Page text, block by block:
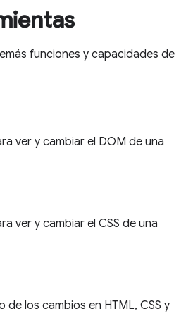
funciones y capacidades de
ver y cambiar el DOM de una
ver y cambiar el CSS de una
de los cambios en HTML, CSS y